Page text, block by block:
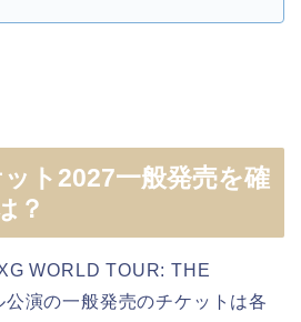
ト2027一般発売を確
？
WORLD TOUR: THE
演の一般発売のチケットは各